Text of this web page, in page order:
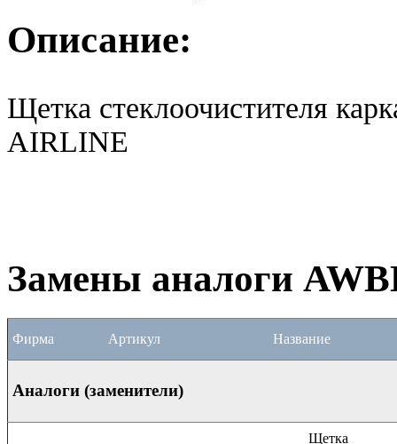
Описание:
Щетка стеклоочистителя
AIRLINE
Замены аналоги
Фирма Артикул Название
Аналоги (заменители)
Щетка